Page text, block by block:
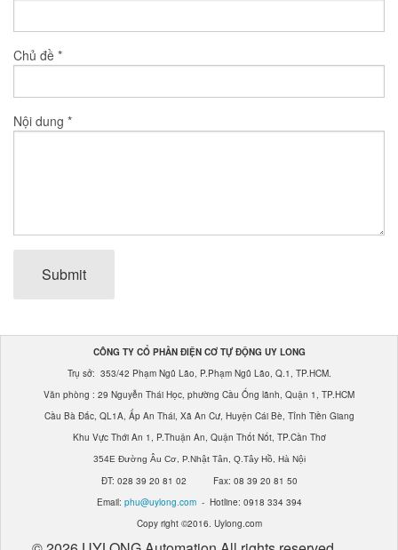
Máy Tách Màu Hạt Đậu
Máy Tách Màu Hạt Bo Bo
Máy Tách Hạt Đậu
Máy Tách Tạp Chất Tỷ Trọng
Máy Móc Ngành Khoáng Sản
Chủ đề *
Nội dung *
Submit
CÔNG TY CỔ PHẦN ĐIỆN CƠ TỰ ĐỘNG UY LONG
Trụ sở: 353/42 Phạm Ngũ Lão, P.Phạm Ngũ Lão, Q.1, TP.HCM.
Văn phòng : 29 Nguyễn Thái Học, phường Cầu Ống lãnh, Quận 1, TP.HCM
Cầu Bà Đắc, QL1A, Ấp An Thái, Xã An Cư, Huyện Cái Bè, Tỉnh Tiền Giang
Khu Vực Thới An 1, P.Thuận An, Quận Thốt Nốt, TP.Cần Thơ
354E Đường Âu Cơ, P.Nhật Tân, Q.Tây Hồ, Hà Nội
ĐT: 028 39 20 81 02 Fax: 08 39 20 81 50
Email: phu@uylong.com- Hotline: 0918 334 394
Copy right ©2016. Uylong.com